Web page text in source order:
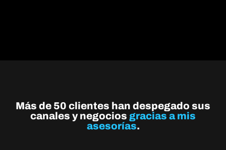
Más de 50 clientes han despegado sus
canales y negocios gracias a mis
asesorías.